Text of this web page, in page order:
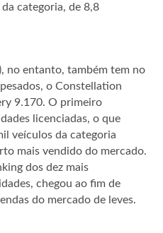
categoria, de 8,8
no entanto, também tem no
o Constellation
9.170. O primeiro
licenciadas, o que
veículos da categoria
mais vendido do mercado.
dos dez mais
chegou ao fim de
do mercado de leves.